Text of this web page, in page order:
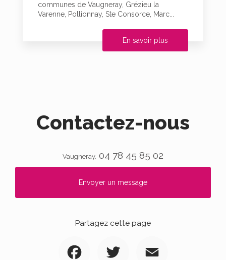
communes de Vaugneray, Grézieu la
Varenne, Pollionnay, Ste Consorce, Marc...
En savoir plus
Contactez-nous
Vaugneray. 04 78 45 85 02
Envoyer un message
Partagez cette page